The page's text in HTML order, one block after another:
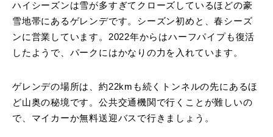
ハイシーズンは雪が多すぎてクローズしているほどの豪
雪地帯にあるゲレンデです。シーズン初めと、春シーズ
ンに営業しています。2022年からはハーフパイプも復活
したようで、パークにはかなりの力を入れています。
ゲレンデの場所は、約22kmも続くトンネルの先にあるほ
ど山奥の秘境です。公共交通機関で行くことが難しいの
で、マイカーか無料送迎バスで行きましょう。